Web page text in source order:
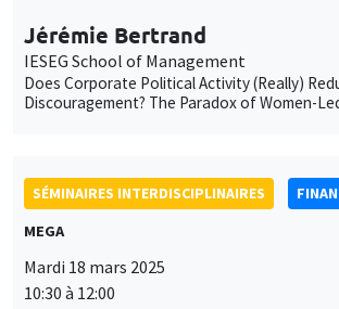
Jérémie Bertrand
IESEG School of Management
Does Corporate Political Activity (Really)
Discouragement? The Paradox of Women-
SÉMINAIRES INTERDISCIPLINAIRES
MEGA
Mardi 18 mars 2025
10:30 à 12:00